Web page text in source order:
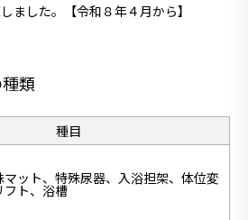
ました。【令和８年４月から】
類
種目
ット、特殊尿器、入浴担架、体位変
フト、浴槽